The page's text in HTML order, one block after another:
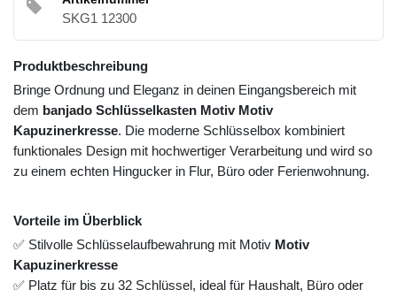
SKG1 12300
Produktbeschreibung
Bringe Ordnung und Eleganz in deinen Eingangsbereich mit
dem banjado Schlüsselkasten Motiv Motiv
Kapuzinerkresse. Die moderne Schlüsselbox kombiniert
funktionales Design mit hochwertiger Verarbeitung und wird so
zu einem echten Hingucker in Flur, Büro oder Ferienwohnung.
Vorteile im Überblick
✅ Stilvolle Schlüsselaufbewahrung mit Motiv Motiv
Kapuzinerkresse
✅ Platz für bis zu 32 Schlüssel, ideal für Haushalt, Büro oder